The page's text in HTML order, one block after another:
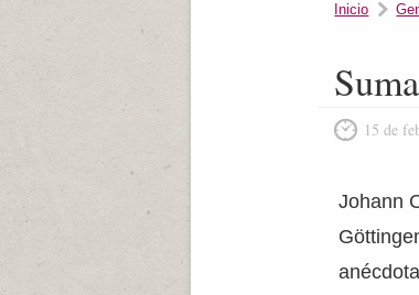
Inicio
15 de
Johann